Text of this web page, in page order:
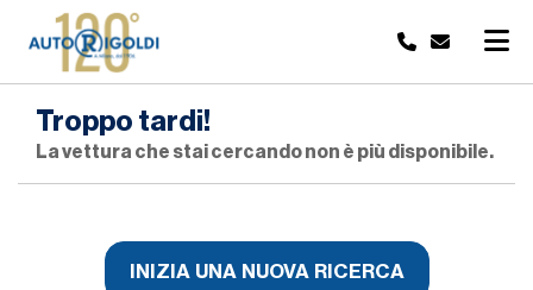
Troppo tardi!
La vettura che stai cercando non è più disponibile.
INIZIA UNA NUOVA RICERCA